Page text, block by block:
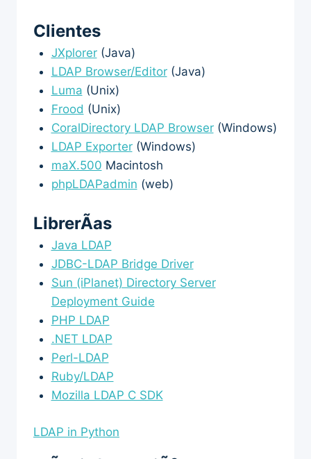
Clientes
JXplorer(Java)
LDAP Browser/Editor(Java)
Luma (Unix)
Frood (Unix)
CoralDirectory LDAP Browser(Windows)
LDAP Exporter(Windows)
maX.500 Macintosh
phpLDAPadmin (web)
LibrerÃ­as
Java LDAP
JDBC-LDAP Bridge Driver
Sun (iPlanet) Directory Server
Deployment Guide
PHP LDAP
.NET LDAP
Perl-LDAP
Ruby/LDAP
Mozilla LDAP C SDK
LDAP in Python